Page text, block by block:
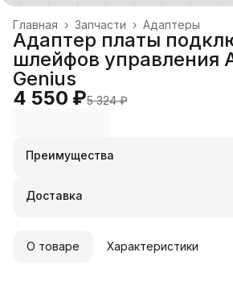
Адаптеры
Запчасти ›
Главная ›
Адаптер платы
шлейфов управления
Genius
4 550 ₽5 324 ₽
Преимущества
Оплата частями в Сплит
Удобный возврат
Доставка
О товаре Характеристики